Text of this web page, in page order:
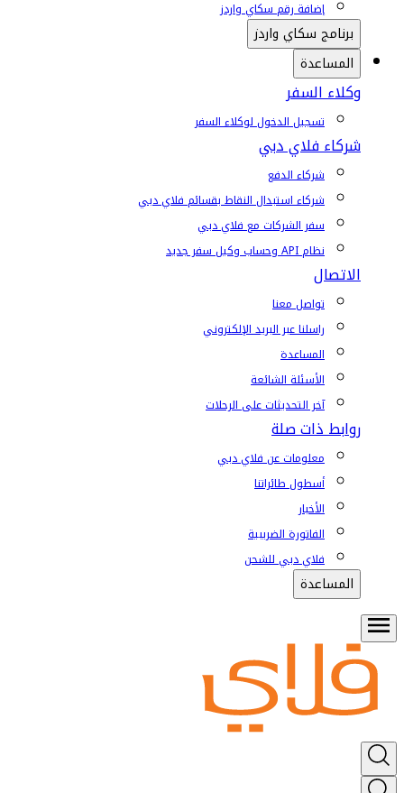
إضافة رقم سكاي واردز
برنامج سكاي واردز
المساعدة
وكلاء السفر
تسجيل الدخول لوكلاء السفر
شركاء فلاي دبي
شركاء الدفع
شركاء استبدال النقاط بقسائم فلاي دبي
سفر الشركات مع فلاي دبي
نظام API وحساب وكيل سفر جديد
الاتصال
تواصل معنا
راسلنا عبر البريد الإلكتروني
المساعدة
الأسئلة الشائعة
آخر التحديثات على الرحلات
روابط ذات صلة
معلومات عن فلاي دبي
أسطول طائراتنا
الأخبار
الفاتورة الضريبية
فلاي دبي للشحن
المساعدة